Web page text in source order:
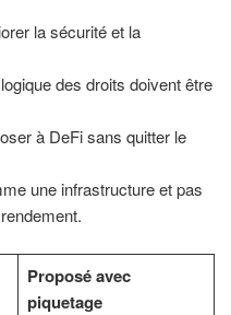
la sécurité et la
des droits doivent être
à DeFi sans quitter le
une infrastructure et pas
Proposé avec
piquetage